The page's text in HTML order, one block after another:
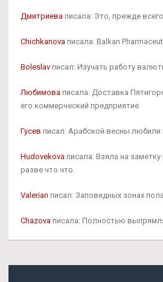
Дмитриева писала: Это, прежде
Chichkanova писала: Balkan
Boleslav писал: Изучать работу
Любимова писала: Доставка
его коммерческий предприятие.
Гусев писал: Арабской весны любили
Hudovekova писала: Взяла на
разве что что.
Valerian писал: Заповедных зонах
Chazova писала: Полностью